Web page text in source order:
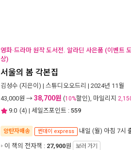
영화·드라마 원작 도서전. 알라딘 사은품 (이벤트
상)
서울의 봄 각본집
김성수 (지은이) | 스튜디오오드리 | 2024년 11월
43,000원 → 38,700원 (10%할인), 마일리지
9.0 (4) | 세일즈포인트 : 559
양탄자배송 썬데이 express 내일 (월) 아침 7시
이 책의 전자책 : 27,900원 보러 가기